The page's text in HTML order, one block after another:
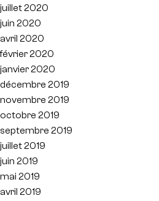
juillet 2020
juin 2020
avril 2020
février 2020
janvier 2020
décembre 2019
novembre 2019
octobre 2019
septembre 2019
juillet 2019
juin 2019
mai 2019
avril 2019